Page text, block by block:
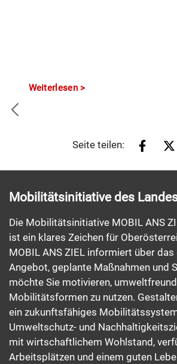
Weiterlesen
Seite teilen:
Mobilitätsinitiative des
Die Mobilitätsinitiative MOBIL ANS
ist ein klares Zeichen für
MOBIL ANS ZIEL informiert über
Angebot, geplante Maßnahmen und
möchte Sie motivieren,
Mobilitätsformen zu nutzen.
ein zukunftsfähiges
Umweltschutz- und
mit wirtschaftlichem Wohlstand,
Arbeitsplätzen und einem guten